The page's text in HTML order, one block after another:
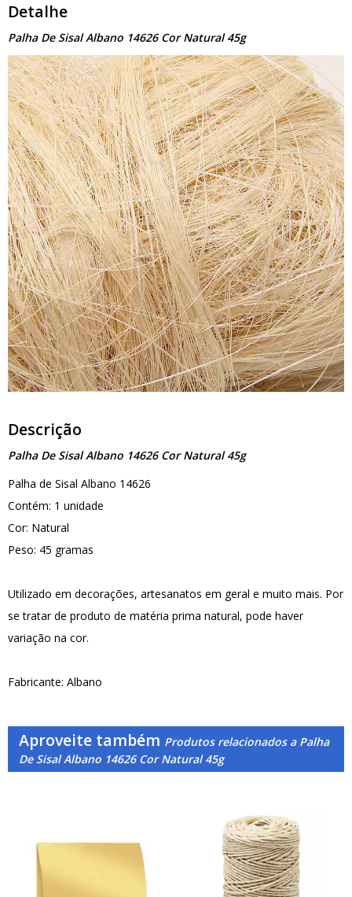
Detalhe
Palha De Sisal Albano 14626 Cor Natural 45g
Descrição
Palha De Sisal Albano 14626 Cor Natural 45g
Palha de Sisal Albano 14626
Contém: 1 unidade
Cor: Natural
Peso: 45 gramas
Utilizado em decorações, artesanatos em geral e muito mais. Por
se tratar de produto de matéria prima natural, pode haver
variação na cor.
Fabricante: Albano
Aproveite também Produtos relacionados a Palha
De Sisal Albano 14626 Cor Natural 45g